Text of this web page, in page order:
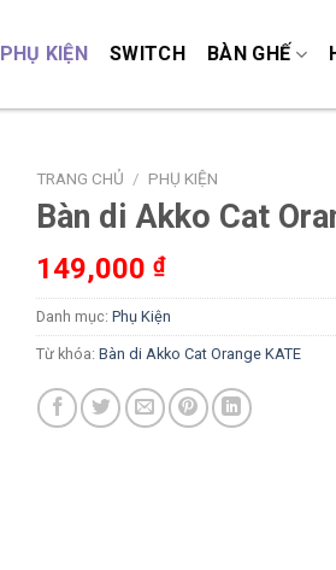
PHỤ KIỆN SWITCH BÀN GHẾ
TRANG CHỦ / PHỤ KIỆN
Bàn di Akko Cat
149,000 ₫
Danh mục: Phụ Kiện
Từ khóa: Bàn di Akko Cat Orange KATE